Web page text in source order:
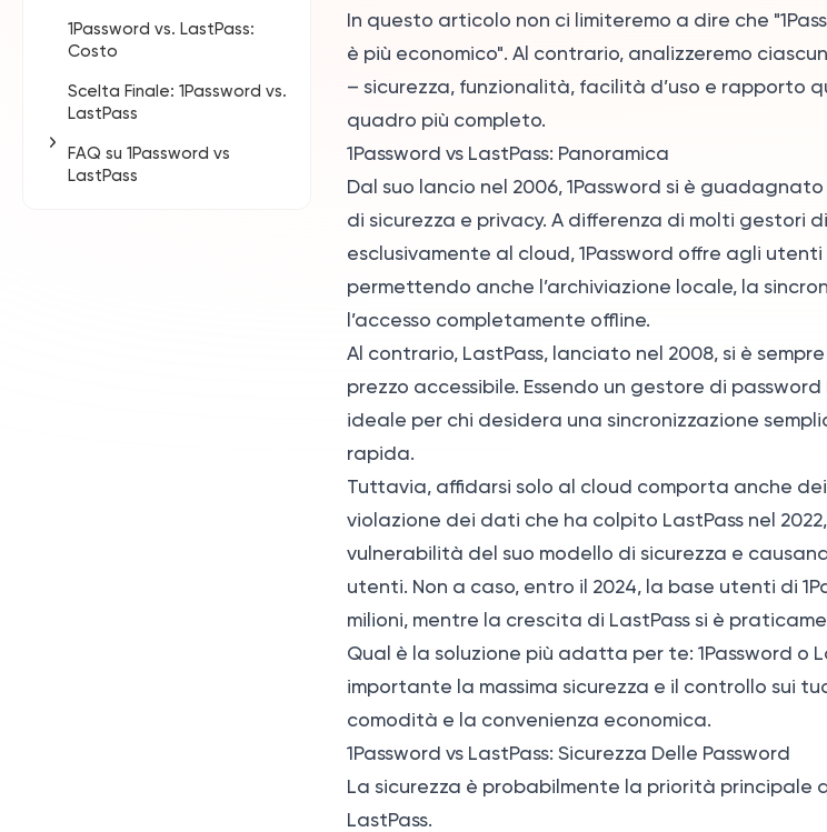
Condivisione sicura degli
account
Funzionalità esclusive di
LastPass: Recupero
Applicazioni desktop
Strumenti per browser
Client web
1Password vs. LastPass:
Costo
Scelta Finale: 1Password vs.
LastPass
FAQ su 1Password vs
LastPass
In questo articolo non ci limiteremo a dire che
è più economico". Al contrario, analizzeremo
– sicurezza, funzionalità, facilità d’uso e rapporto
quadro più completo.
1Password vs LastPass: Panoramica
Dal suo lancio nel 2006, 1Password si è
di sicurezza e privacy. A differenza di molti gestori
esclusivamente al cloud, 1Password offre agli
permettendo anche l’archiviazione locale, la
l’accesso completamente offline.
Al contrario, LastPass, lanciato nel 2008, si è
prezzo accessibile. Essendo un gestore di
ideale per chi desidera una sincronizzazione
rapida.
Tuttavia, affidarsi solo al cloud comporta anche dei
violazione dei dati che ha colpito LastPass nel
vulnerabilità del suo modello di sicurezza e
utenti. Non a caso, entro il 2024, la base utenti di
milioni, mentre la crescita di LastPass si è
Qual è la soluzione più adatta per te: 1Password o
importante la massima sicurezza e il controllo sui
comodità e la convenienza economica.
1Password vs LastPass: Sicurezza Delle Password
La sicurezza è probabilmente la priorità principale
LastPass.